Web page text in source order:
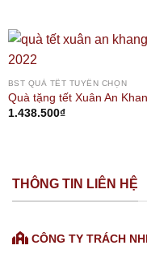
BST QUÀ TẾT TUYỂN CHỌN
Quà tặng tết Xuân An
1.438.500₫
THÔNG TIN LIÊN HỆ
CÔNG TY TRÁCH